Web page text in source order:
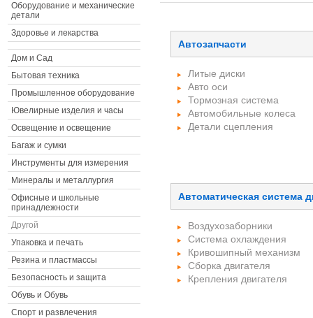
Оборудование и механические
детали
Здоровье и лекарства
Дом и Сад
Бытовая техника
Промышленное оборудование
Ювелирные изделия и часы
Освещение и освещение
Багаж и сумки
Инструменты для измерения
Минералы и металлургия
Офисные и школьные
принадлежности
Другой
Упаковка и печать
Резина и пластмассы
Безопасность и защита
Обувь и Обувь
Спорт и развлечения
Автозапчасти
Литые диски
Авто оси
Тормозная система
Автомобильные колеса
Детали сцепления
Автоматическая система
Воздухозаборники
Система охлаждения
Кривошипный механизм
Сборка двигателя
Крепления двигателя